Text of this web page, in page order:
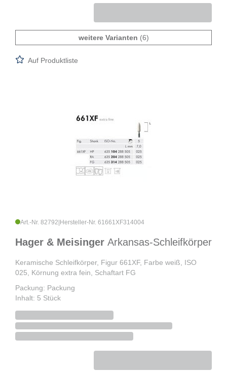
weitere Varianten (6)
Auf Produktliste
Art.-Nr. 82792 Hersteller-Nr. 61661XF314004
Hager & Meisinger Arkansas-Schleifkörper
Keramische Schleifkörper, Figur 661XF, Farbe weiß, ISO
025, Körnung extra fein, Schaftart FG
Packung: Packung
Inhalt: 5 Stück